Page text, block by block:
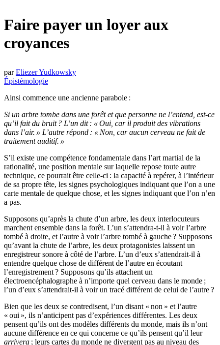
Faire payer un loyer aux
croyances
par Eliezer Yudkowsky
Épistémologie
Ainsi commence une ancienne parabole :
Si un arbre tombe dans une forêt et que personne ne l’entend, est-ce
qu’il fait du bruit ? L’un dit : « Oui, car il produit des vibrations
dans l’air. » L’autre répond : « Non, car aucun cerveau ne fait de
traitement auditif. »
S’il existe une compétence fondamentale dans l’art martial de la
rationalité, une position mentale sur laquelle repose toute autre
technique, ce pourrait être celle-ci : la capacité à repérer, à l’intérieur
de sa propre tête, les signes psychologiques indiquant que l’on a une
carte mentale de quelque chose, et les signes indiquant que l’on n’en
a pas.
Supposons qu’après la chute d’un arbre, les deux interlocuteurs
marchent ensemble dans la forêt. L’un s’attendra-t-il à voir l’arbre
tombé à droite, et l’autre à voir l’arbre tombé à gauche ? Supposons
qu’avant la chute de l’arbre, les deux protagonistes laissent un
enregistreur sonore à côté de l’arbre. L’un d’eux s’attendrait-il à
entendre quelque chose de différent de l’autre en écoutant
l’enregistrement ? Supposons qu’ils attachent un
électroencéphalographe à n’importe quel cerveau dans le monde ;
l’un d’eux s’attendrait-il à voir un tracé différent de celui de l’autre ?
Bien que les deux se contredisent, l’un disant « non » et l’autre
« oui », ils n’anticipent pas d’expériences différentes. Les deux
pensent qu’ils ont des modèles différents du monde, mais ils n’ont
aucune différence en ce qui concerne ce qu’ils pensent qu’il leur
arrivera ; leurs cartes du monde ne divergent pas au niveau des